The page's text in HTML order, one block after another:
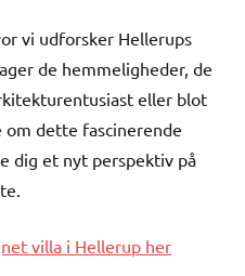
vi udforsker Hellerups
de hemmeligheder, de
eller blot
dette fascinerende
dig et nyt perspektiv på
villa i Hellerup her